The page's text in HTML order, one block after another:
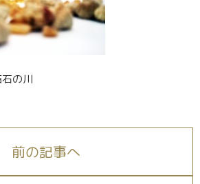
の川
前の記事へ